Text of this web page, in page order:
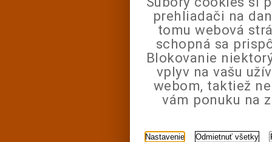
prehliadači na
tomu webová
schopná sa
Blokovanie
vplyv na vašu
webom, taktiež
vám ponuku na
Nastavenie Odmietnuť všetky